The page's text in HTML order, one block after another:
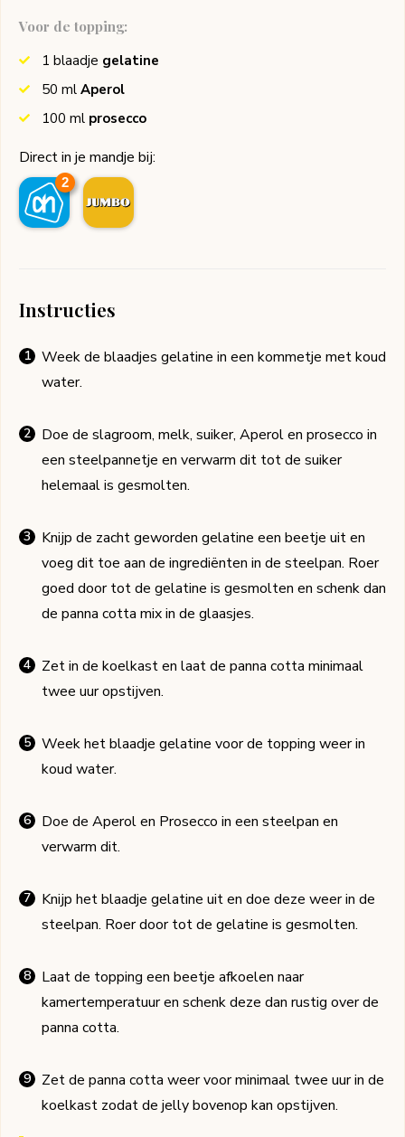
Voor de topping:
1 blaadje gelatine
50 ml Aperol
100 ml prosecco
Direct in je mandje bij:
2
Instructies
Week de blaadjes gelatine in een kommetje met koud
water.
Doe de slagroom, melk, suiker, Aperol en prosecco in
een steelpannetje en verwarm dit tot de suiker
helemaal is gesmolten.
Knijp de zacht geworden gelatine een beetje uit en
voeg dit toe aan de ingrediënten in de steelpan. Roer
goed door tot de gelatine is gesmolten en schenk dan
de panna cotta mix in de glaasjes.
Zet in de koelkast en laat de panna cotta minimaal
twee uur opstijven.
Week het blaadje gelatine voor de topping weer in
koud water.
Doe de Aperol en Prosecco in een steelpan en
verwarm dit.
Knijp het blaadje gelatine uit en doe deze weer in de
steelpan. Roer door tot de gelatine is gesmolten.
Laat de topping een beetje afkoelen naar
kamertemperatuur en schenk deze dan rustig over de
panna cotta.
Zet de panna cotta weer voor minimaal twee uur in de
koelkast zodat de jelly bovenop kan opstijven.